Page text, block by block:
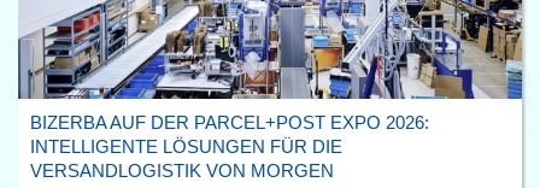
BIZERBA AUF DER PARCEL+POST EXPO 2026:
INTELLIGENTE LÖSUNGEN FÜR DIE
VERSANDLOGISTIK VON MORGEN